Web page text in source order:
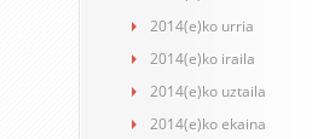
2014(e)ko urria
2014(e)ko iraila
2014(e)ko uztaila
2014(e)ko ekaina